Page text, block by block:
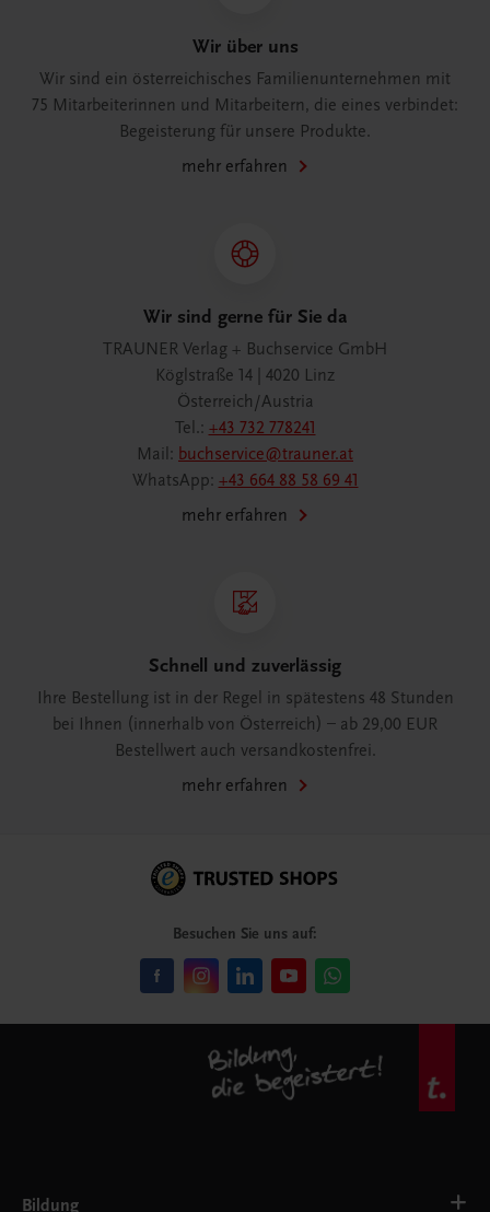
Wir über uns
Wir sind ein österreichisches Familienunternehmen mit
75 Mitarbeiterinnen und Mitarbeitern, die eines verbindet:
Begeisterung für unsere Produkte.
mehr erfahren
Wir sind gerne für Sie da
TRAUNER Verlag + Buchservice GmbH
Köglstraße 14 | 4020 Linz
Österreich/Austria
Tel.: +43 732 778241
Mail: buchservice@trauner.at
WhatsApp: +43 664 88 58 69 41
mehr erfahren
Schnell und zuverlässig
Ihre Bestellung ist in der Regel in spätestens 48 Stunden
bei Ihnen (innerhalb von Österreich) – ab 29,00 EUR
Bestellwert auch versandkostenfrei.
mehr erfahren
Besuchen Sie uns auf:
Bildung